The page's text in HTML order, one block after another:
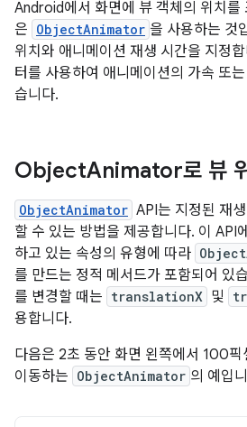
Android에서 화면에 뷰 객체의 위치를
은 ObjectAnimator 을 사용하는 것
위치와 애니메이션 재생 시간을 지정
터를 사용하여 애니메이션의 가속 또
습니다.
ObjectAnimator로 뷰
ObjectAnimator API는 지정된 재
할 수 있는 방법을 제공합니다. 이 API
하고 있는 속성의 유형에 따라
를 만드는 정적 메서드가 포함되어 있
를 변경할 때는 translationX 및
용합니다.
다음은 2초 동안 화면 왼쪽에서 100픽
이동하는 ObjectAnimator 의 예입